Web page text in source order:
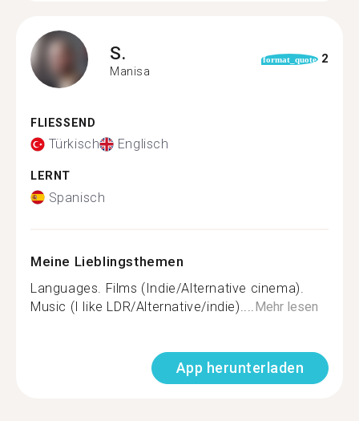
S.
Manisa
format_quote 2
FLIESSEND
Türkisch Englisch
LERNT
Spanisch
Meine Lieblingsthemen
Languages. Films (Indie/Alternative cinema).
Music (I like LDR/Alternative/indie).... Mehr lesen
App herunterladen